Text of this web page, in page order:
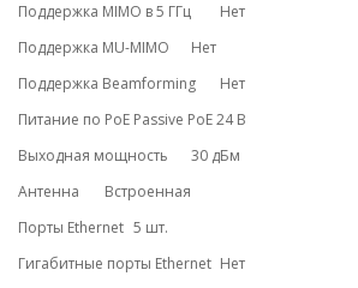
Поддержка MIMO в 5 ГГц
Нет
Поддержка MU-MIMO
Нет
Поддержка Beamforming
Нет
Питание по PoE Passive PoE 24 В
Выходная мощность
30 дБм
Антенна
Встроенная
Порты Ethernet 5 шт.
Гигабитные порты Ethernet Нет